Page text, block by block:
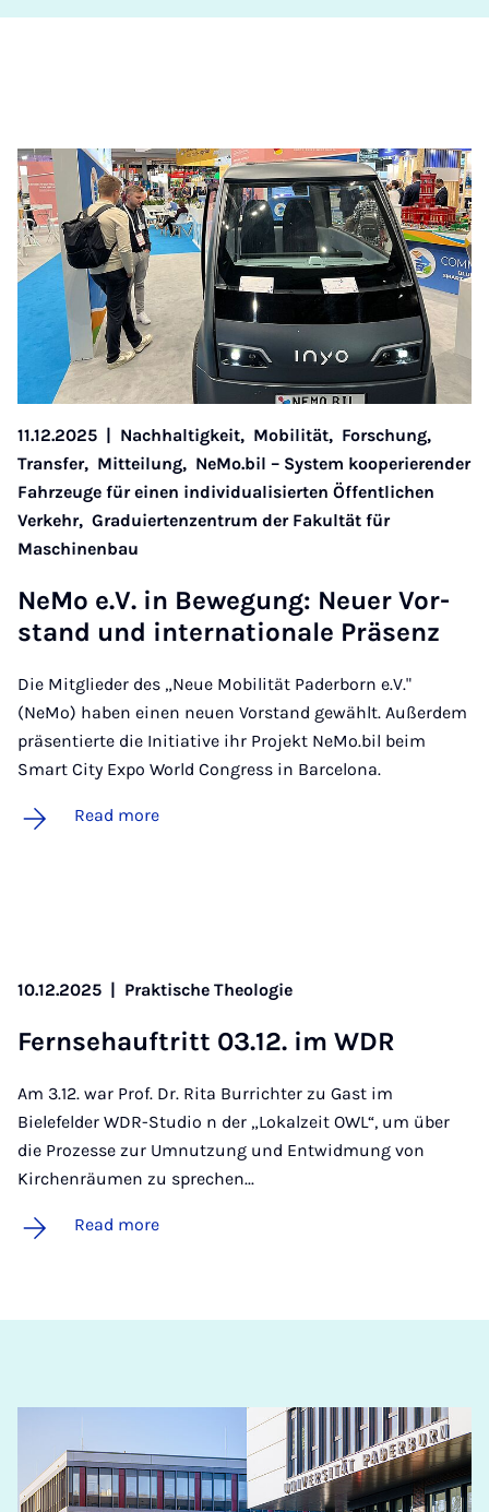
11.12.2025 | Nachhaltigkeit, Mobilität, Forschung,
Transfer, Mitteilung, NeMo.bil – System kooperierender
Fahrzeuge für einen individualisierten Öffentlichen
Verkehr, Graduiertenzentrum der Fakultät für
Maschinenbau
NeMo e.V. in Be­we­gung: Neuer Vor­
stand und in­ter­na­tionale Präsenz
Die Mitglieder des „Neue Mobilität Paderborn e.V."
(NeMo) haben einen neuen Vorstand gewählt. Außerdem
präsentierte die Initiative ihr Projekt NeMo.bil beim
Smart City Expo World Congress in Barcelona.
Read more
10.12.2025 | Praktische Theologie
Fernse­hauftritt 03.12. im WDR
Am 3.12. war Prof. Dr. Rita Burrichter zu Gast im
Bielefelder WDR-Studio n der „Lokalzeit OWL“, um über
die Prozesse zur Umnutzung und Entwidmung von
Kirchenräumen zu sprechen...
Read more